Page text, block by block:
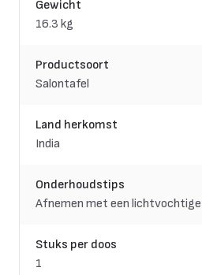
Gewicht
16.3 kg
Productsoort
Salontafel
Land herkomst
India
Onderhoudstips
Afnemen met een lichtvochtige
Stuks per doos
1